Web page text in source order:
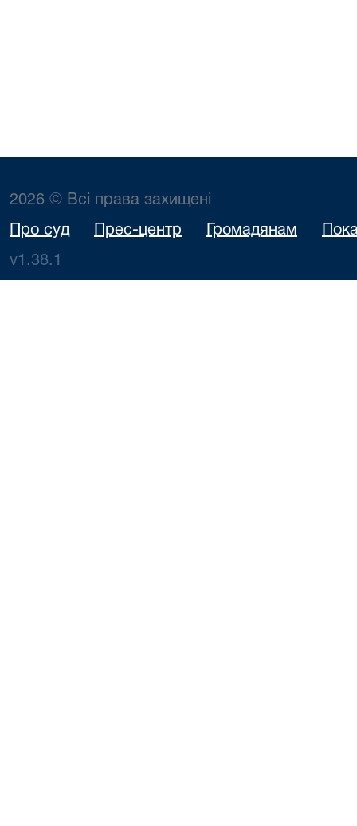
2026 © Всі права захищені
Про суд Прес-центр Громадянам
v1.38.1